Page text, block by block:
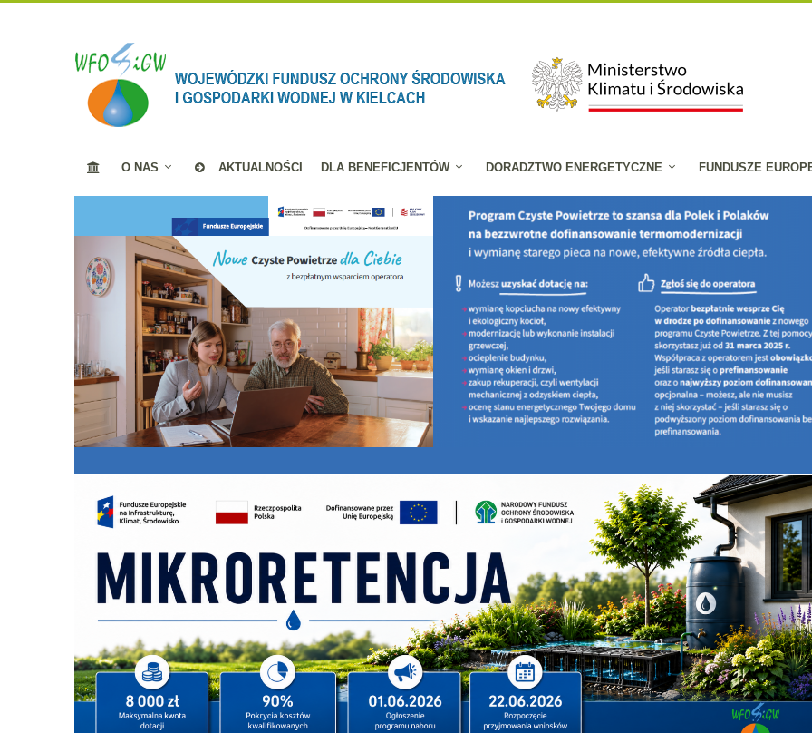
O NAS AKTUALNOŚCI DLA BENEFICJENTÓW DORADZTWO ENERGETYCZNE FUNDUSZE